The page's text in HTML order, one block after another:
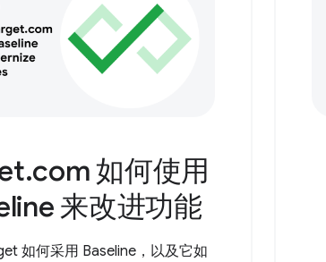
如何使用
来改进功能
如何采用 Baseline，以及它如